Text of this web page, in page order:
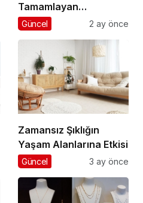
Tamamlayan
Aydınlatma Seçimleri
Güncel 2 ay önce
Zamansız Şıklığın
Yaşam Alanlarına Etkisi
Güncel 3 ay önce